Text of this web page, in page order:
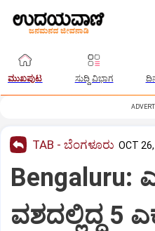
ಮುಖಪುಟ ಸುದ್ದಿ ವಿಭಾಗ
TAB - ಬೆಂಗಳೂರು OCT
ವಶದಲ್ಲಿದ್ದ 5